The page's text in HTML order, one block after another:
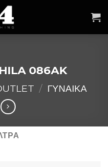
086AK
/ ΓΥΝΑΙΚΑ